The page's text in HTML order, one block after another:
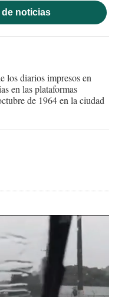
de noticias
los diarios impresos en
en las plataformas
de 1964 en la ciudad